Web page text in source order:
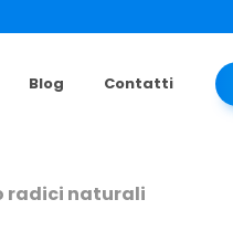
Blog Contatti
radici naturali